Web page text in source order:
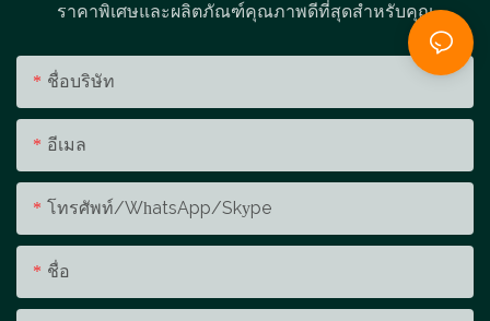
ราคาพิเศษและผลิตภัณฑ์คุณภาพดีที่สุดสำหรับคุณ
ชื่อบริษัท
อีเมล
โทรศัพท์/WhatsApp/Skype
ชื่อ